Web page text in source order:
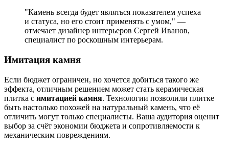
"Камень всегда будет являться показателем успеха
и статуса, но его стоит применять с умом," —
отмечает дизайнер интерьеров Сергей Иванов,
специалист по роскошным интерьерам.
Имитация камня
Если бюджет ограничен, но хочется добиться такого же
эффекта, отличным решением может стать керамическая
плитка с имитацией камня. Технологии позволили плитке
быть настолько похожей на натуральный камень, что её
отличить могут только специалисты. Ваша аудитория оценит
выбор за счёт экономии бюджета и сопротивляемости к
механическим повреждениям.